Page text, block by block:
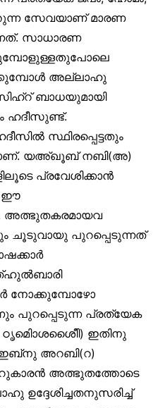
സേവയാണ് മാരണ
സാധാരണ
അല്ലാഹു
സിഹ്‌റ് ബാധയുമായി
ഹദീസുണ്ട്.
സ്ഥിരപ്പെട്ടതും
യഅ്ഖൂബ് നബി(അ)
പ്രവേശിക്കാൻ
ഈ
അത്ഭുതകരമായവ
ചൂടുവായു പുറപ്പെടുന്നത്
നോക്കുമ്പോഴോ
പുറപ്പെടുന്ന പ്രത്യേക
ഇതിനു
ഇബ്‌നു അറബി(റ)
അത്ഭുതത്തോടെ